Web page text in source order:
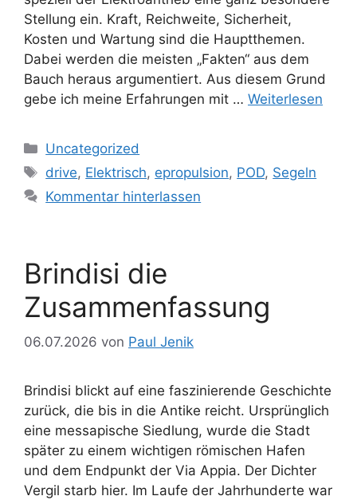
Stellung ein. Kraft, Reichweite, Sicherheit,
Kosten und Wartung sind die Hauptthemen.
Dabei werden die meisten „Fakten“ aus dem
Bauch heraus argumentiert. Aus diesem Grund
gebe ich meine Erfahrungen mit … Weiterlesen
Kategorien
Uncategorized
Schlagwörter
drive, Elektrisch, epropulsion, POD, Segeln
Kommentar hinterlassen
Brindisi die
Zusammenfassung
06.07.2026 von Paul Jenik
​Brindisi blickt auf eine faszinierende Geschichte
zurück, die bis in die Antike reicht. Ursprünglich
eine messapische Siedlung, wurde die Stadt
später zu einem wichtigen römischen Hafen
und dem Endpunkt der Via Appia. Der Dichter
Vergil starb hier. Im Laufe der Jahrhunderte war